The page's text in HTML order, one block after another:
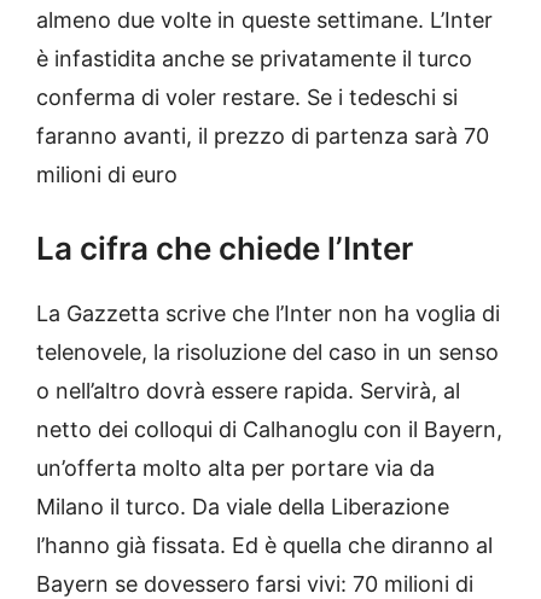
almeno due volte in queste settimane. L’Inter
è infastidita anche se privatamente il turco
conferma di voler restare. Se i tedeschi si
faranno avanti, il prezzo di partenza sarà 70
milioni di euro
La cifra che chiede l’Inter
La Gazzetta scrive che l’Inter non ha voglia di
telenovele, la risoluzione del caso in un senso
o nell’altro dovrà essere rapida. Servirà, al
netto dei colloqui di Calhanoglu con il Bayern,
un’offerta molto alta per portare via da
Milano il turco. Da viale della Liberazione
l’hanno già fissata. Ed è quella che diranno al
Bayern se dovessero farsi vivi: 70 milioni di